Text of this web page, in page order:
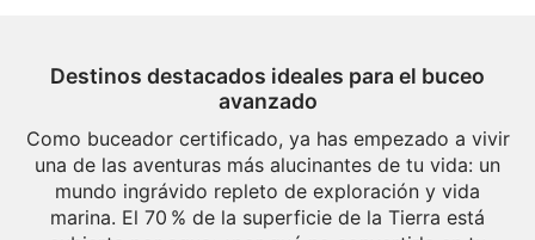
Destinos destacados ideales para el buceo
avanzado
Como buceador certificado, ya has empezado a vivir
una de las aventuras más alucinantes de tu vida: un
mundo ingrávido repleto de exploración y vida
marina. El 70 % de la superficie de la Tierra está